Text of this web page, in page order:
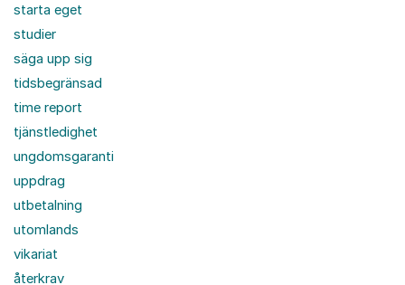
starta eget
studier
säga upp sig
tidsbegränsad
time report
tjänstledighet
ungdomsgaranti
uppdrag
utbetalning
utomlands
vikariat
återkrav